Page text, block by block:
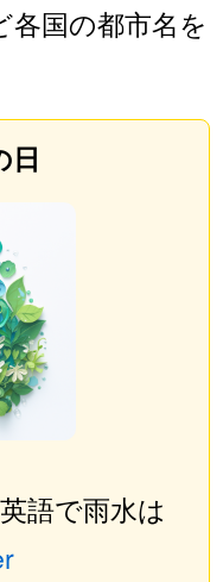
各国の都市名を
日
語で雨水は